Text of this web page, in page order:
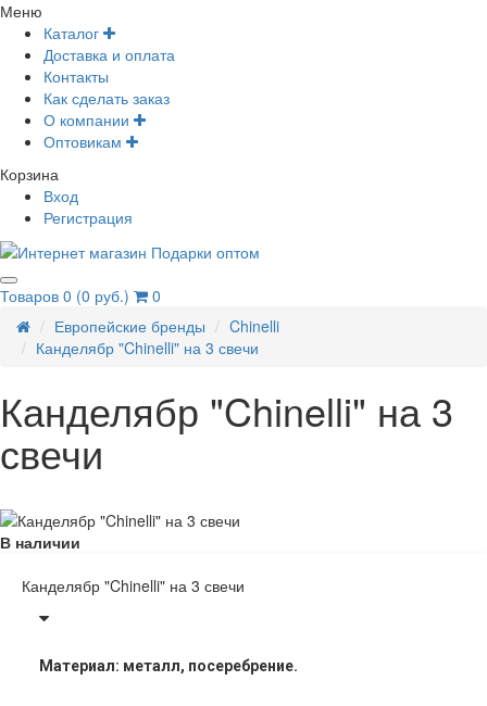
Меню
Каталог
Доставка и оплата
Контакты
Как сделать заказ
О компании
Оптовикам
Корзина
Вход
Регистрация
Товаров 0 (0 руб.)
0
Европейские бренды
Chinelli
Канделябр "Chinelli" на 3 свечи
Канделябр "Chinelli" на 3
свечи
В наличии
Канделябр "Chinelli" на 3 свечи
Материал: металл, посеребрение.